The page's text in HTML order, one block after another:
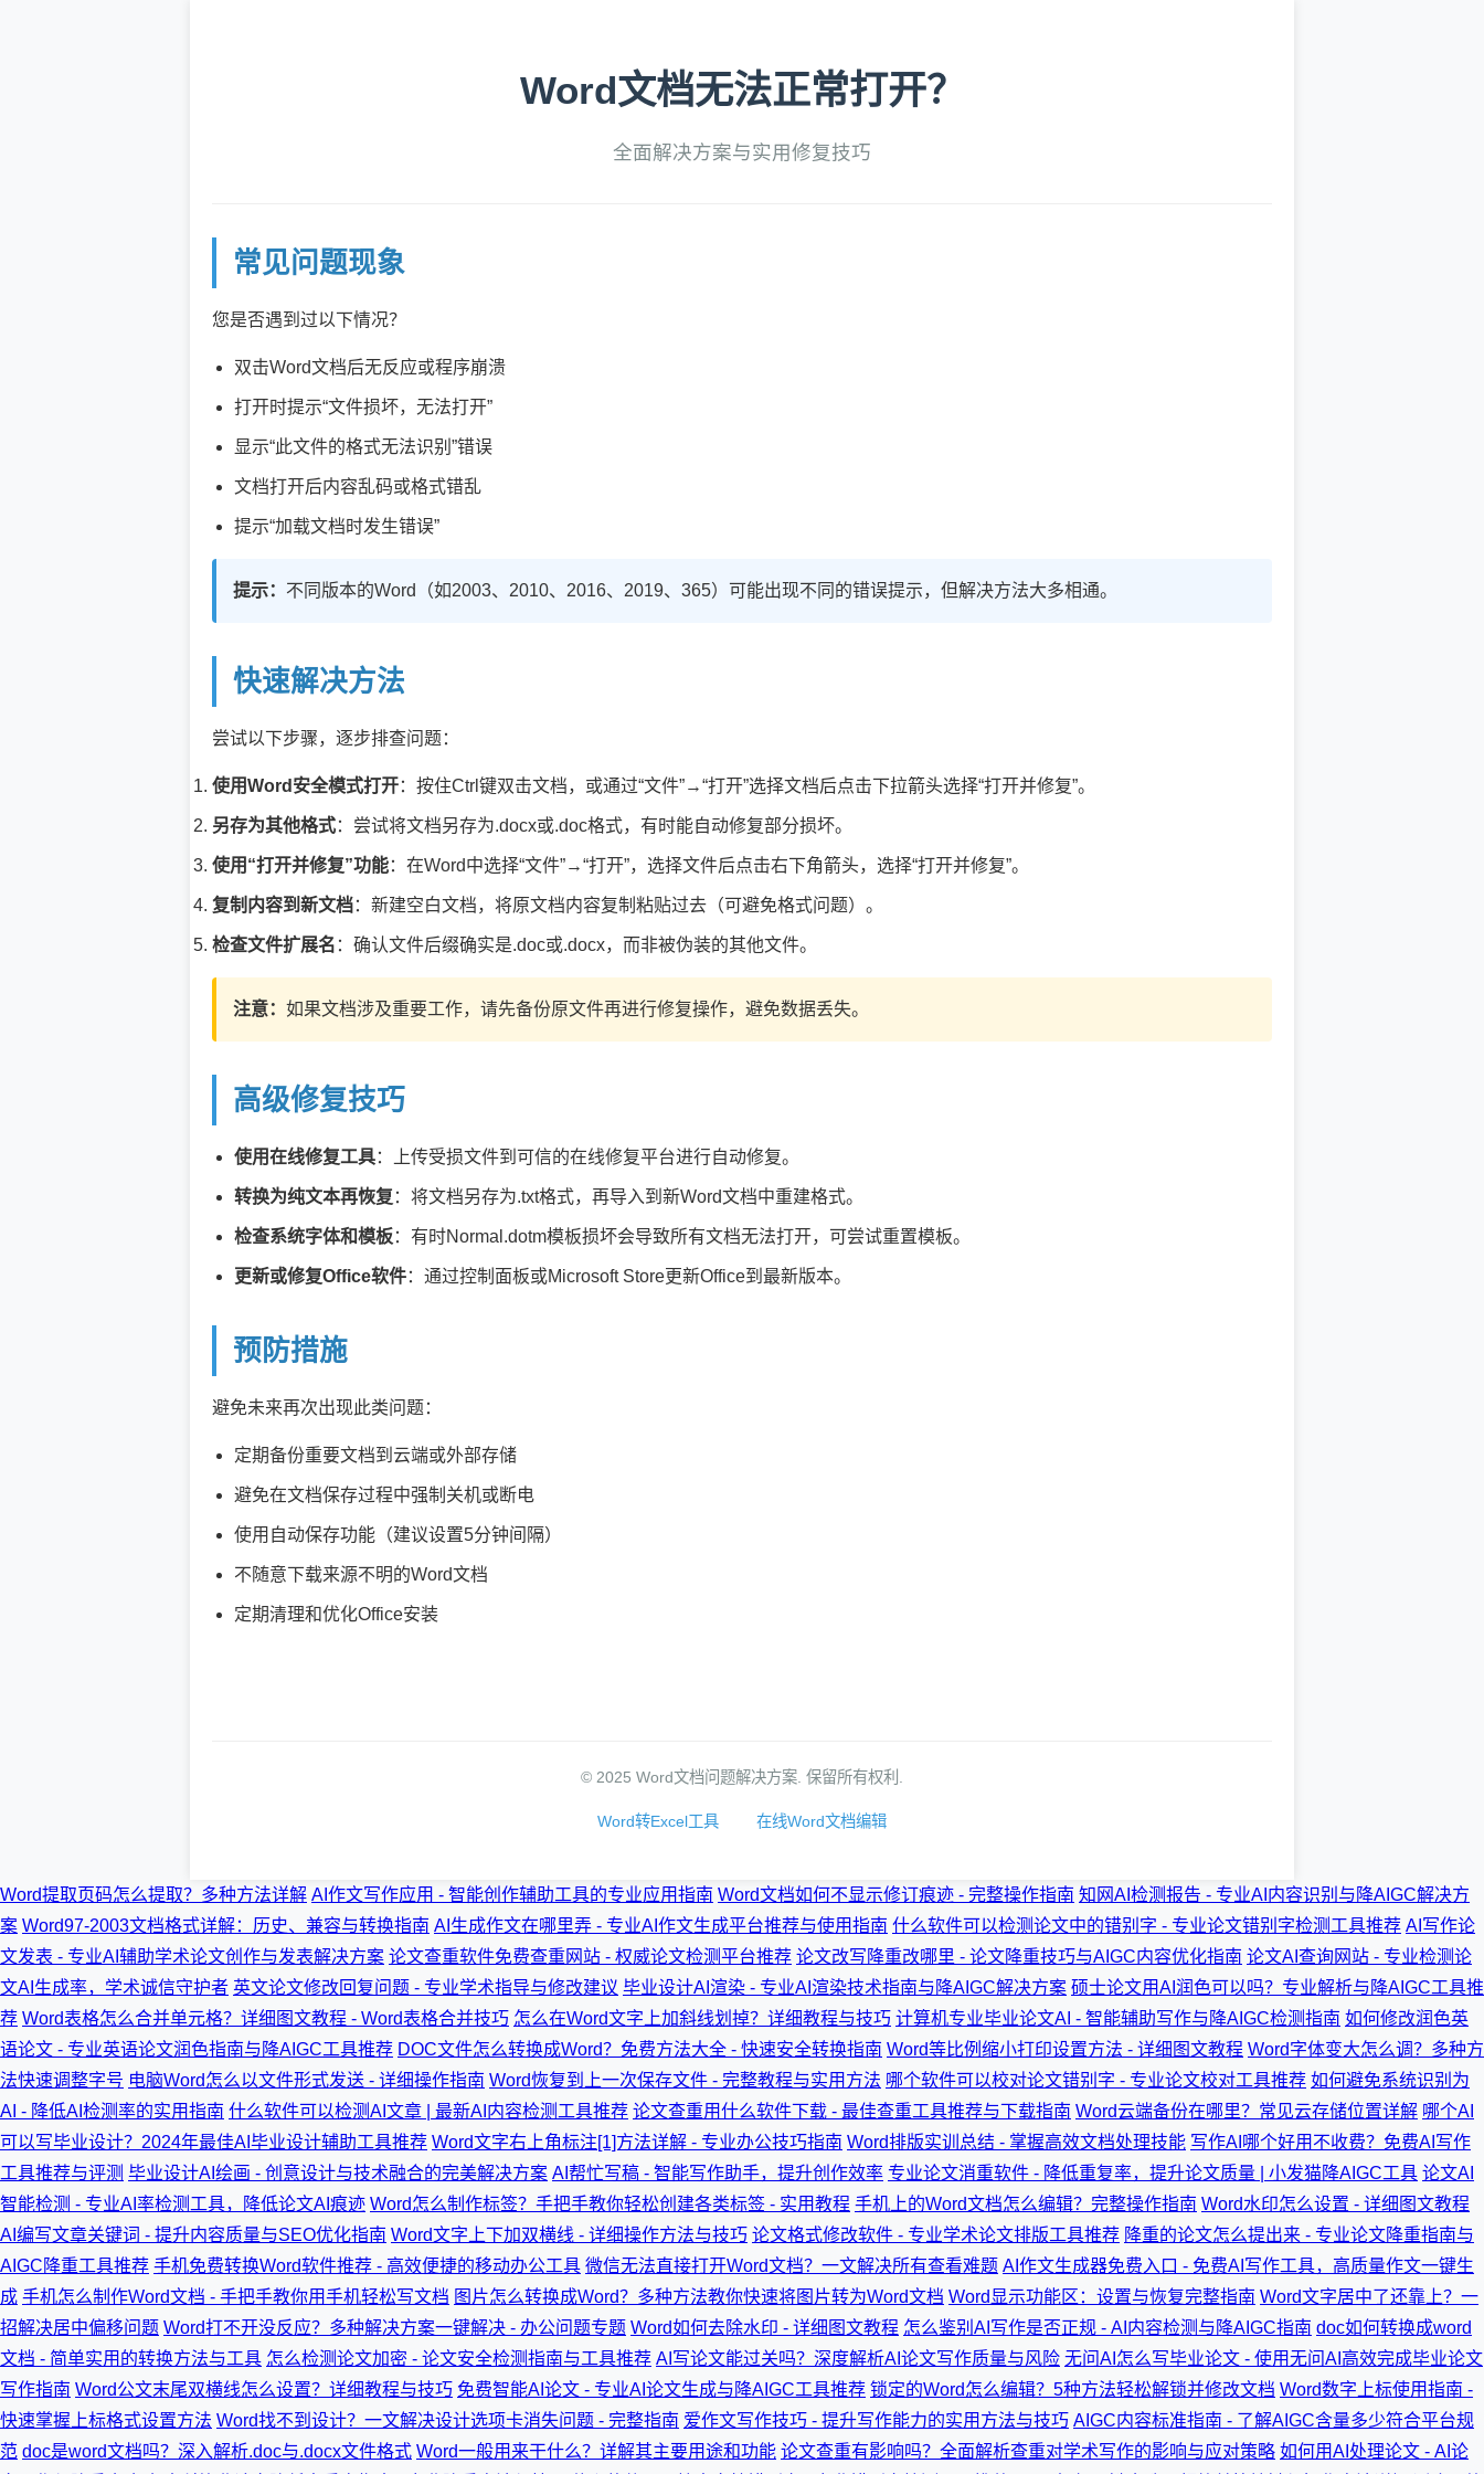
Word文档无法正常打开？
全面解决方案与实用修复技巧
常见问题现象
您是否遇到过以下情况？
双击Word文档后无反应或程序崩溃
打开时提示“文件损坏，无法打开”
显示“此文件的格式无法识别”错误
文档打开后内容乱码或格式错乱
提示“加载文档时发生错误”
提示： 不同版本的Word（如2003、2010、2016、2019、365）可能出现不同的错误提示，但解决方法大多相通。
快速解决方法
尝试以下步骤，逐步排查问题：
使用Word安全模式打开：按住Ctrl键双击文档，或通过“文件”→“打开”选择文档后点击下拉箭头选择“打开并修复”。
另存为其他格式：尝试将文档另存为.docx或.doc格式，有时能自动修复部分损坏。
使用“打开并修复”功能：在Word中选择“文件”→“打开”，选择文件后点击右下角箭头，选择“打开并修复”。
复制内容到新文档：新建空白文档，将原文档内容复制粘贴过去（可避免格式问题）。
检查文件扩展名 ：确认文件后缀确实是.doc或.docx，而非被伪装的其他文件。
注意： 如果文档涉及重要工作，请先备份原文件再进行修复操作，避免数据丢失。
高级修复技巧
使用在线修复工具：上传受损文件到可信的在线修复平台进行自动修复。
转换为纯文本再恢复 ：将文档另存为.txt格式，再导入到新Word文档中重建格式。
检查系统字体和模板：有时Normal.dotm模板损坏会导致所有文档无法打开，可尝试重置模板。
更新或修复Office软件：通过控制面板或Microsoft Store更新Office到最新版本。
预防措施
避免未来再次出现此类问题：
定期备份重要文档到云端或外部存储
避免在文档保存过程中强制关机或断电
使用自动保存功能（建议设置5分钟间隔）
不随意下载来源不明的Word文档
定期清理和优化Office安装
© 2025 Word文档问题解决方案. 保留所有权利.
Word转Excel工具 在线Word文档编辑
Word提取页码怎么提取？多种方法详解 AI作文写作应用 - 智能创作辅助工具的专业应用指南 Word文档如何不显示修订痕迹 - 完整操作指南 知网AI检测报告 - 专业AI内容识别与降AIGC解决方
案 Word97-2003文档格式详解：历史、兼容与转换指南 AI生成作文在哪里弄 - 专业AI作文生成平台推荐与使用指南 什么软件可以检测论文中的错别字 - 专业论文错别字检测工具推荐 AI写作论
文发表 - 专业AI辅助学术论文创作与发表解决方案 论文查重软件免费查重网站 - 权威论文检测平台推荐 论文改写降重改哪里 - 论文降重技巧与AIGC内容优化指南 论文AI查询网站 - 专业检测论
文AI生成率，学术诚信守护者 英文论文修改回复问题 - 专业学术指导与修改建议 毕业设计AI渲染 - 专业AI渲染技术指南与降AIGC解决方案 硕士论文用AI润色可以吗？专业解析与降AIGC工具推
荐 Word表格怎么合并单元格？详细图文教程 - Word表格合并技巧 怎么在Word文字上加斜线划掉？详细教程与技巧 计算机专业毕业论文AI - 智能辅助写作与降AIGC检测指南 如何修改润色英
语论文 - 专业英语论文润色指南与降AIGC工具推荐 DOC文件怎么转换成Word？免费方法大全 - 快速安全转换指南 Word等比例缩小打印设置方法 - 详细图文教程 Word字体变大怎么调？多种方
法快速调整字号 电脑Word怎么以文件形式发送 - 详细操作指南 Word恢复到上一次保存文件 - 完整教程与实用方法 哪个软件可以校对论文错别字 - 专业论文校对工具推荐 如何避免系统识别为
AI - 降低AI检测率的实用指南 什么软件可以检测AI文章 | 最新AI内容检测工具推荐 论文查重用什么软件下载 - 最佳查重工具推荐与下载指南 Word云端备份在哪里？常见云存储位置详解 哪个AI
可以写毕业设计？2024年最佳AI毕业设计辅助工具推荐 Word文字右上角标注[1]方法详解 - 专业办公技巧指南 Word排版实训总结 - 掌握高效文档处理技能 写作AI哪个好用不收费？免费AI写作
工具推荐与评测 毕业设计AI绘画 - 创意设计与技术融合的完美解决方案 AI帮忙写稿 - 智能写作助手，提升创作效率 专业论文消重软件 - 降低重复率，提升论文质量 | 小发猫降AIGC工具 论文AI
智能检测 - 专业AI率检测工具，降低论文AI痕迹 Word怎么制作标签？手把手教你轻松创建各类标签 - 实用教程 手机上的Word文档怎么编辑？完整操作指南 Word水印怎么设置 - 详细图文教程
AI编写文章关键词 - 提升内容质量与SEO优化指南 Word文字上下加双横线 - 详细操作方法与技巧 论文格式修改软件 - 专业学术论文排版工具推荐 降重的论文怎么提出来 - 专业论文降重指南与
AIGC降重工具推荐 手机免费转换Word软件推荐 - 高效便捷的移动办公工具 微信无法直接打开Word文档？一文解决所有查看难题 AI作文生成器免费入口 - 免费AI写作工具，高质量作文一键生
成 手机怎么制作Word文档 - 手把手教你用手机轻松写文档 图片怎么转换成Word？多种方法教你快速将图片转为Word文档 Word显示功能区：设置与恢复完整指南 Word文字居中了还靠上？一
招解决居中偏移问题 Word打不开没反应？多种解决方案一键解决 - 办公问题专题 Word如何去除水印 - 详细图文教程 怎么鉴别AI写作是否正规 - AI内容检测与降AIGC指南 doc如何转换成word
文档 - 简单实用的转换方法与工具 怎么检测论文加密 - 论文安全检测指南与工具推荐 AI写论文能过关吗？深度解析AI论文写作质量与风险 无问AI怎么写毕业论文 - 使用无问AI高效完成毕业论文
写作指南 Word公文末尾双横线怎么设置？详细教程与技巧 免费智能AI论文 - 专业AI论文生成与降AIGC工具推荐 锁定的Word怎么编辑？5种方法轻松解锁并修改文档 Word数字上标使用指南 -
快速掌握上标格式设置方法 Word找不到设计？一文解决设计选项卡消失问题 - 完整指南 爱作文写作技巧 - 提升写作能力的实用方法与技巧 AIGC内容标准指南 - 了解AIGC含量多少符合平台规
范 doc是word文档吗？深入解析.doc与.docx文件格式 Word一般用来干什么？详解其主要用途和功能 论文查重有影响吗？全面解析查重对学术写作的影响与应对策略 如何用AI处理论文 - AI论